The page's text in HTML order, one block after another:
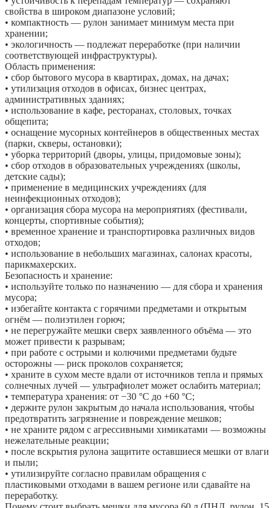
свойства в широком диапазоне условий;
• компактность — рулон занимает минимум места при
хранении;
• экологичность — подлежат переработке (при наличии
соответствующей инфраструктуры).
Область применения:
• сбор бытового мусора в квартирах, домах, на дачах;
• утилизация отходов в офисах, бизнес центрах,
административных зданиях;
• использование в кафе, ресторанах, столовых, точках
общепита;
• оснащение мусорных контейнеров в общественных местах
(парки, скверы, остановки);
• уборка территорий (дворы, улицы, придомовые зоны);
• сбор отходов в образовательных учреждениях (школы,
детские сады);
• применение в медицинских учреждениях (для
неинфекционных отходов);
• организация сбора мусора на мероприятиях (фестивали,
концерты, спортивные события);
• временное хранение и транспортировка различных видов
отходов;
• использование в небольших магазинах, салонах красоты,
парикмахерских.
Безопасность и хранение:
• используйте только по назначению — для сбора и хранения
мусора;
• избегайте контакта с горячими предметами и открытым
огнём — полиэтилен горюч;
• не перегружайте мешки сверх заявленного объёма — это
может привести к разрывам;
• при работе с острыми и колючими предметами будьте
осторожны — риск проколов сохраняется;
• храните в сухом месте вдали от источников тепла и прямых
солнечных лучей — ультрафиолет может ослабить материал;
• температура хранения: от −30 °C до +60 °C;
• держите рулон закрытым до начала использования, чтобы
предотвратить загрязнение и повреждение мешков;
• не храните рядом с агрессивными химикатами — возможны
нежелательные реакции;
• после вскрытия рулона защитите оставшиеся мешки от влаги
и пыли;
• утилизируйте согласно правилам обращения с
пластиковыми отходами в вашем регионе или сдавайте на
переработку.